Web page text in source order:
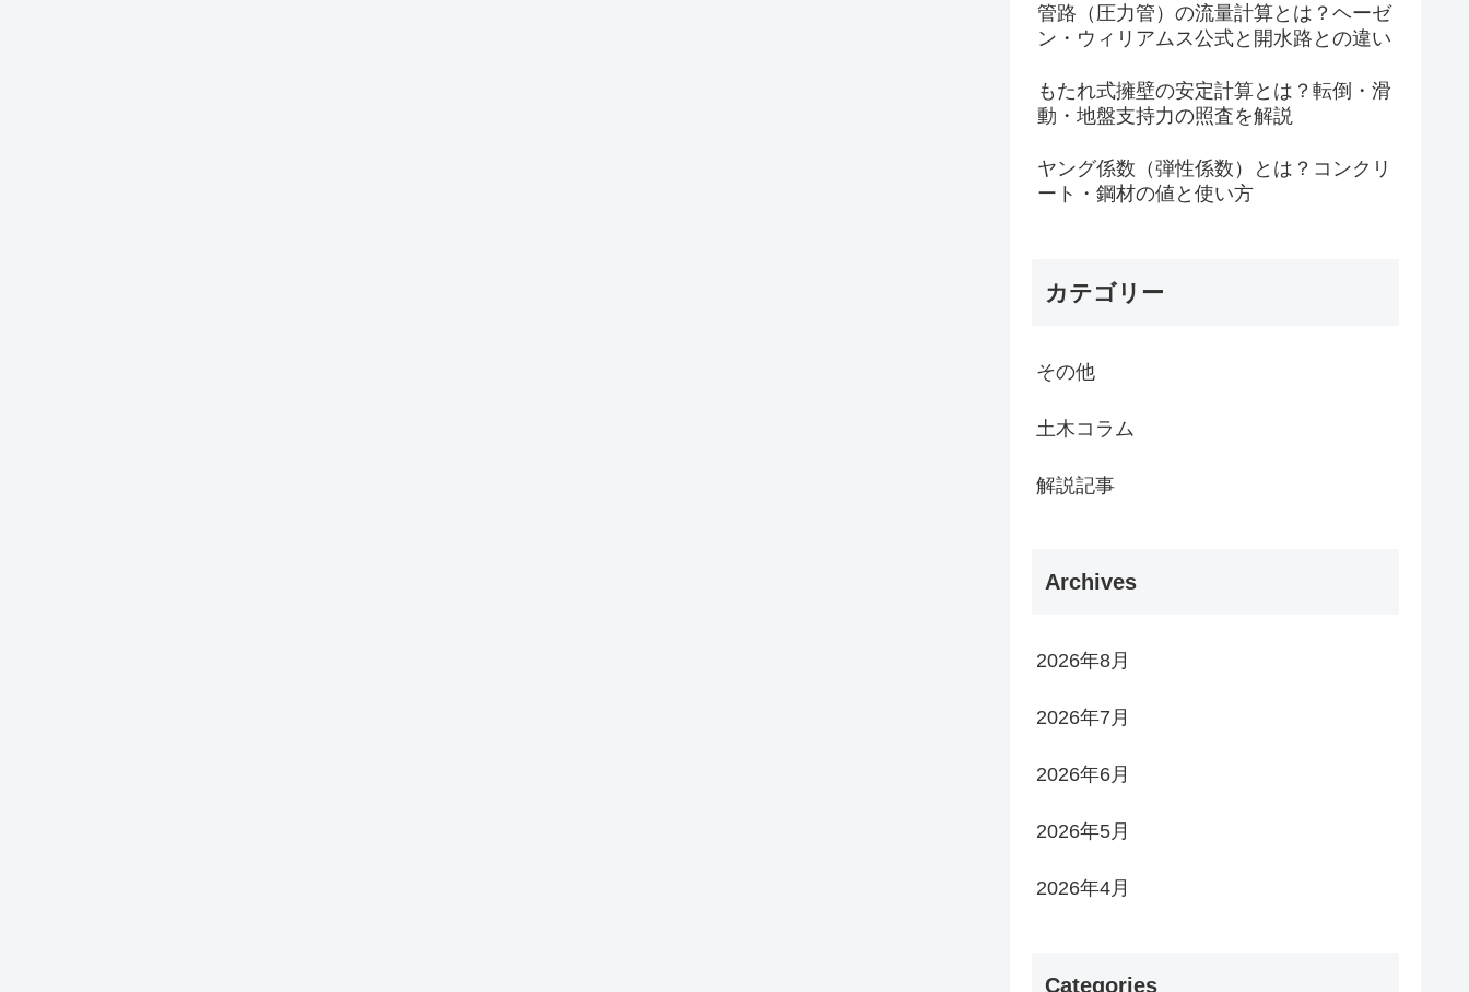
管路（圧力管）の流量計算とは？ヘーゼ
ン・ウィリアムス公式と開水路との違い
もたれ式擁壁の安定計算とは？転倒・滑
動・地盤支持力の照査を解説
ヤング係数（弾性係数）とは？コンクリ
ート・鋼材の値と使い方
カテゴリー
その他
土木コラム
解説記事
Archives
2026年8月
2026年7月
2026年6月
2026年5月
2026年4月
Categories